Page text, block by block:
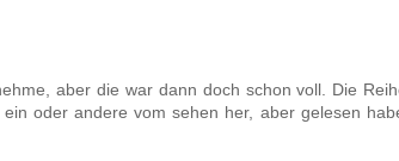
aber die war dann doch schon voll. Die
oder andere vom sehen her, aber gelesen